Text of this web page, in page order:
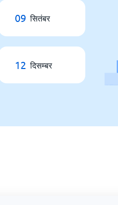
09 सितंबर
12 दिसम्बर